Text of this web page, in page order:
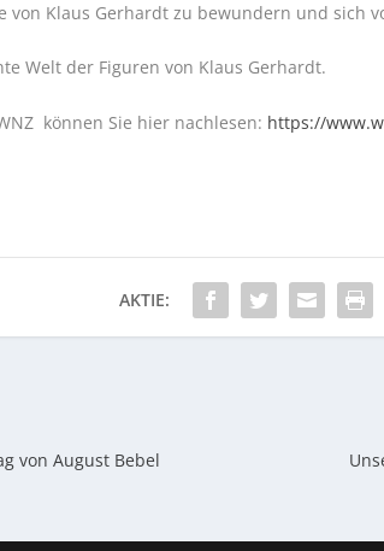
von Klaus Gerhardt zu bewundern und sich
Welt der Figuren von Klaus Gerhardt.
können Sie hier nachlesen: https://
AKTIE:
von August Bebel